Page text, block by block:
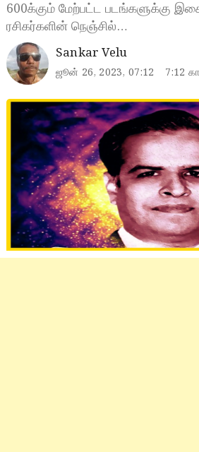
600க்கும் மேற்பட்ட படங்களுக்கு
ரசிகர்களின் நெஞ்சில்…
Sankar Velu
ஜூன் 26, 2023, 07:12 7:12
KVM 2